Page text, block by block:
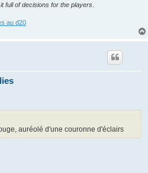
full of decisions for the players
au d20
auréolé d'une couronne d'éclairs